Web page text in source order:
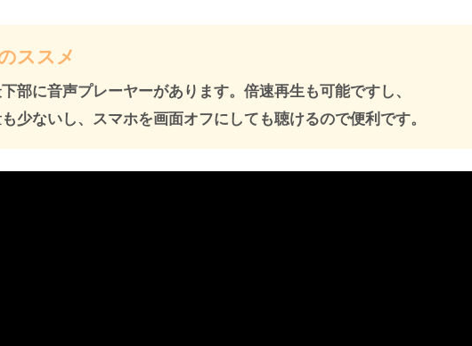
ススメ
部に音声プレーヤーがあります。倍速再生も可能ですし、
少ないし、スマホを画面オフにしても聴けるので便利です。